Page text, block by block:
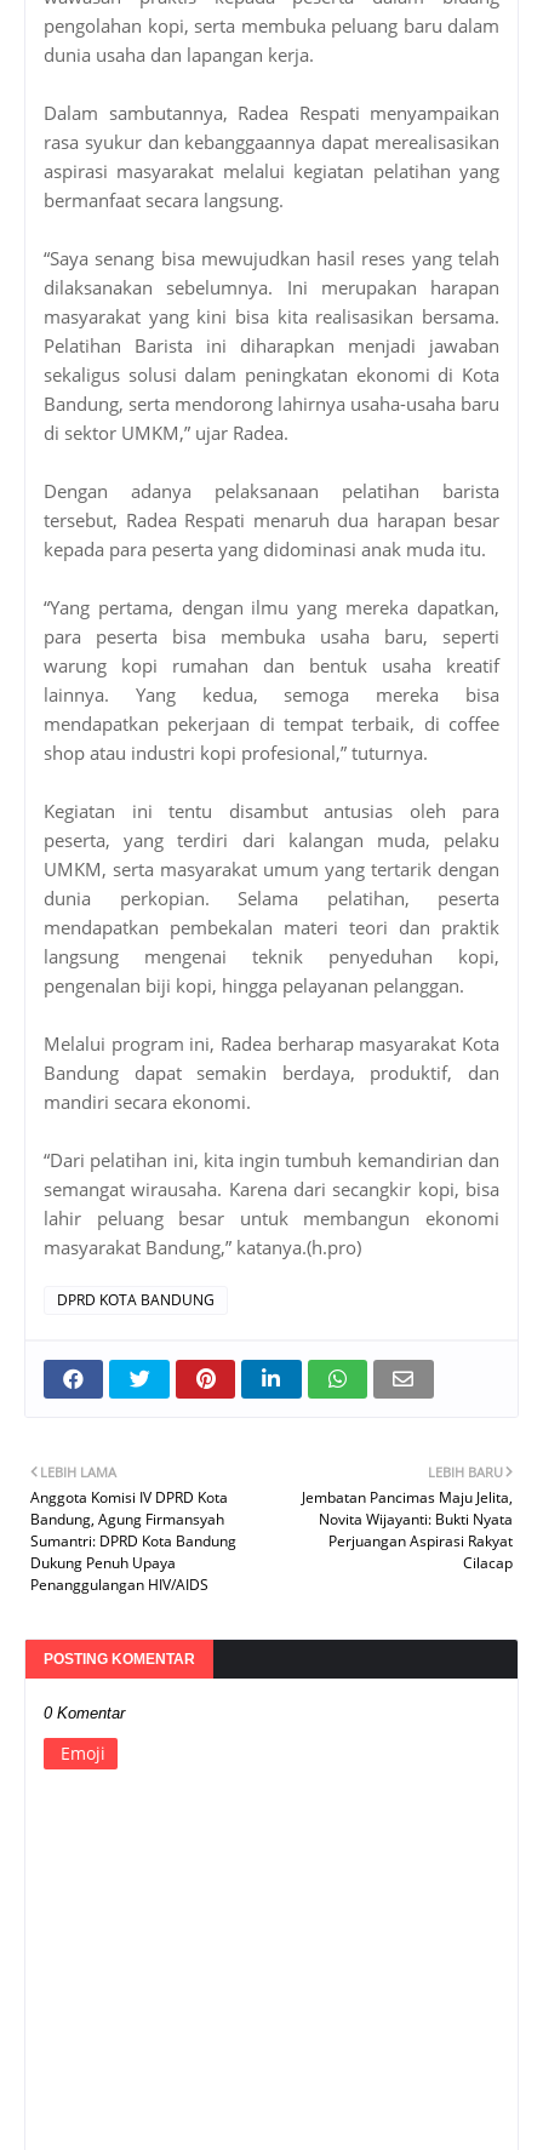
pengolahan kopi, serta membuka peluang baru dalam
dunia usaha dan lapangan kerja.
Dalam sambutannya, Radea Respati menyampaikan
rasa syukur dan kebanggaannya dapat merealisasikan
aspirasi masyarakat melalui kegiatan pelatihan yang
bermanfaat secara langsung.
“Saya senang bisa mewujudkan hasil reses yang telah
dilaksanakan sebelumnya. Ini merupakan harapan
masyarakat yang kini bisa kita realisasikan bersama.
Pelatihan Barista ini diharapkan menjadi jawaban
sekaligus solusi dalam peningkatan ekonomi di Kota
Bandung, serta mendorong lahirnya usaha-usaha baru
di sektor UMKM,” ujar Radea.
Dengan adanya pelaksanaan pelatihan barista
tersebut, Radea Respati menaruh dua harapan besar
kepada para peserta yang didominasi anak muda itu.
“Yang pertama, dengan ilmu yang mereka dapatkan,
para peserta bisa membuka usaha baru, seperti
warung kopi rumahan dan bentuk usaha kreatif
lainnya. Yang kedua, semoga mereka bisa
mendapatkan pekerjaan di tempat terbaik, di coffee
shop atau industri kopi profesional,” tuturnya.
Kegiatan ini tentu disambut antusias oleh para
peserta, yang terdiri dari kalangan muda, pelaku
UMKM, serta masyarakat umum yang tertarik dengan
dunia perkopian. Selama pelatihan, peserta
mendapatkan pembekalan materi teori dan praktik
langsung mengenai teknik penyeduhan kopi,
pengenalan biji kopi, hingga pelayanan pelanggan.
Melalui program ini, Radea berharap masyarakat Kota
Bandung dapat semakin berdaya, produktif, dan
mandiri secara ekonomi.
“Dari pelatihan ini, kita ingin tumbuh kemandirian dan
semangat wirausaha. Karena dari secangkir kopi, bisa
lahir peluang besar untuk membangun ekonomi
masyarakat Bandung,” katanya.(h.pro)
DPRD KOTA BANDUNG
LEBIH BARU
Jembatan Pancimas Maju Jelita,
Novita Wijayanti: Bukti Nyata
Perjuangan Aspirasi Rakyat
Cilacap
LEBIH LAMA
Anggota Komisi IV DPRD Kota
Bandung, Agung Firmansyah
Sumantri: DPRD Kota Bandung
Dukung Penuh Upaya
Penanggulangan HIV/AIDS
POSTING KOMENTAR
0 Komentar
Emoji